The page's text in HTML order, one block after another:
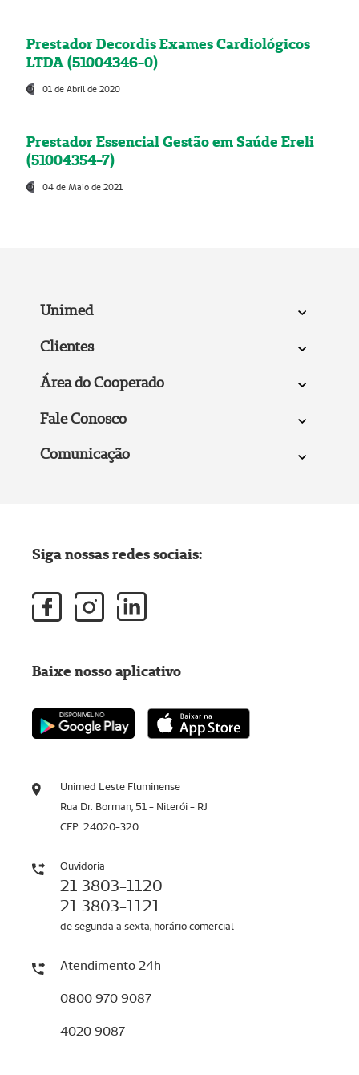
Prestador Decordis Exames Cardiológicos
LTDA (51004346-0)
01 de Abril de 2020
Prestador Essencial Gestão em Saúde Ereli
(51004354-7)
04 de Maio de 2021
Unimed
Clientes
Área do Cooperado
Fale Conosco
Comunicação
Unimed Leste Fluminense
Rua Dr. Borman, 51 - Niterói - RJ
CEP: 24020-320
Ouvidoria
21 3803-1120
21 3803-1121
de segunda a sexta, horário comercial
Atendimento 24h
0800 970 9087
4020 9087
Siga nossas redes sociais:
Baixe nosso aplicativo